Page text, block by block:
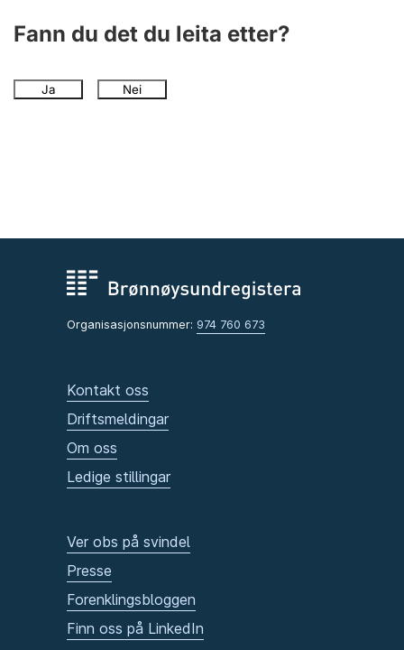
Fann du det du leita etter?
Ja Nei
Organisasjonsnummer: 974 760 673
Kontakt oss
Driftsmeldingar
Om oss
Ledige stillingar
Ver obs på svindel
Presse
Forenklingsbloggen
Finn oss på LinkedIn